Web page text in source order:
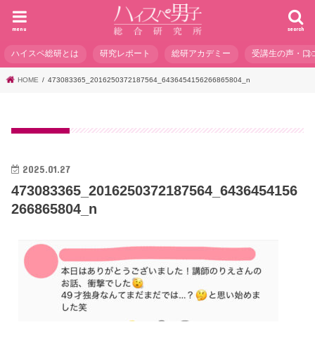
search
menu
ハイスペ総研とは 研究レポート 総研アカデミー 受講生の声・口
HOME 473083365_2016250372187564_6436454156266865804_n
2025.01.27
473083365_2016250372187564_6436454156
266865804_n